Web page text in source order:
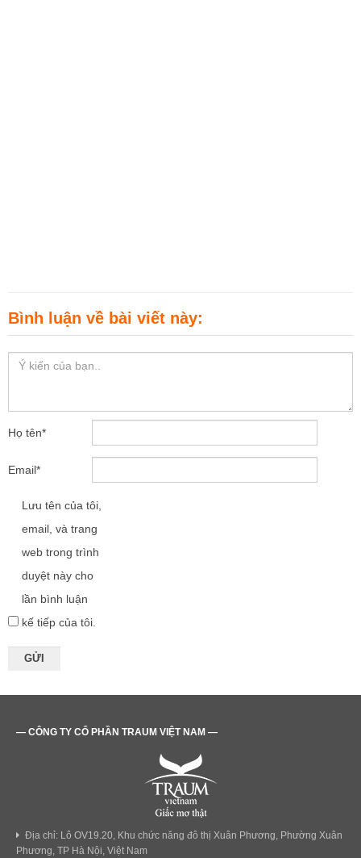
Bình luận về bài viết này:
Họ tên*
Email*
Lưu tên của tôi,
email, và trang
web trong trình
duyệt này cho
lần bình luận
kế tiếp của tôi.
— CÔNG TY CỔ PHẦN TRAUM VIỆT NAM —
Địa chỉ: Lô OV19.20, Khu chức năng đô thị Xuân Phương, Phường Xuân
Phương, TP Hà Nội, Việt Nam